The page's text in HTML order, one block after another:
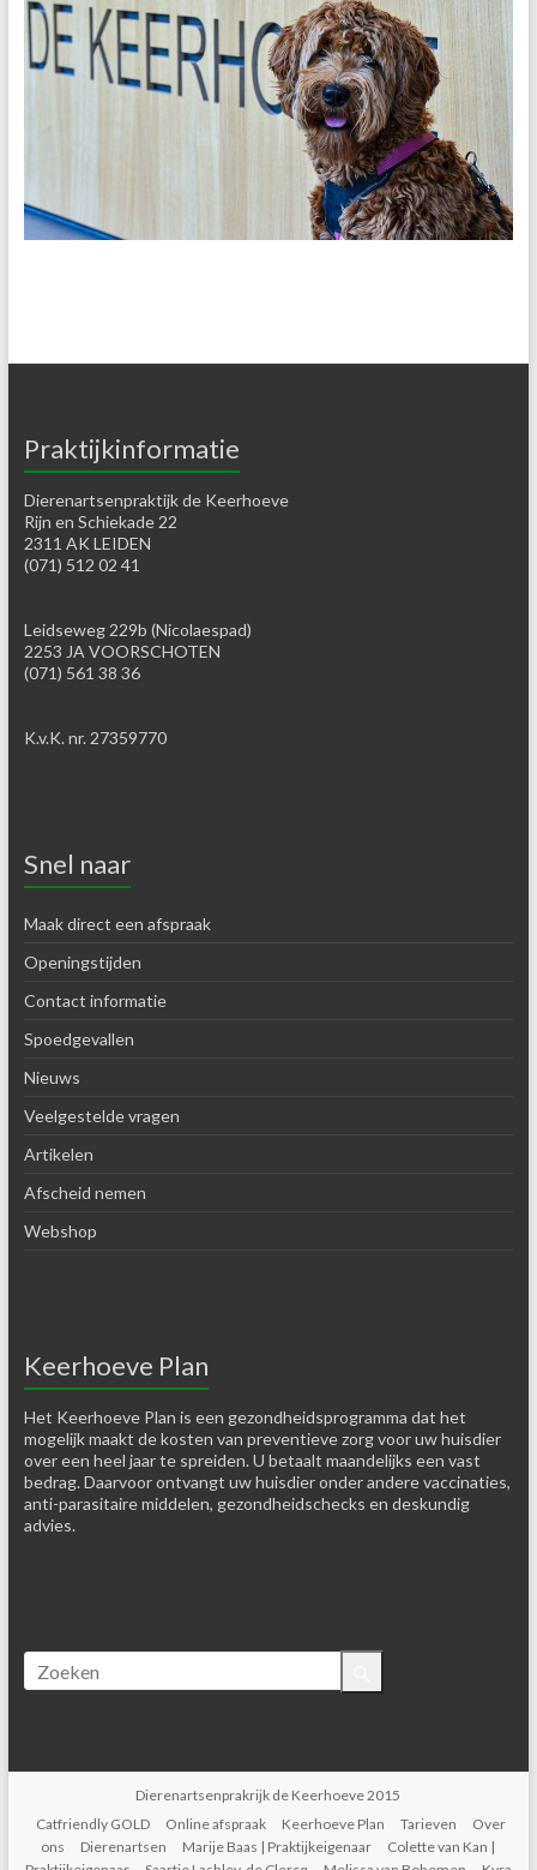
Praktijkinformatie
Dierenartsenpraktijk de Keerhoeve
Rijn en Schiekade 22
2311 AK LEIDEN
(071) 512 02 41
Leidseweg 229b (Nicolaespad)
2253 JA VOORSCHOTEN
(071) 561 38 36
K.v.K. nr. 27359770
Snel naar
Maak direct een afspraak
Openingstijden
Contact informatie
Spoedgevallen
Nieuws
Veelgestelde vragen
Artikelen
Afscheid nemen
Webshop
Keerhoeve Plan
Het Keerhoeve Plan is een gezondheidsprogramma dat het
mogelijk maakt de kosten van preventieve zorg voor uw huisdier
over een heel jaar te spreiden. U betaalt maandelijks een vast
bedrag. Daarvoor ontvangt uw huisdier onder andere vaccinaties,
anti-parasitaire middelen, gezondheidschecks en deskundig
advies.
Dierenartsenprakrijk de Keerhoeve 2015
Catfriendly GOLD
Online afspraak Keerhoeve Plan Tarieven
Over
ons
Dierenartsen Marije Baas | Praktijkeigenaar
Colette van Kan |